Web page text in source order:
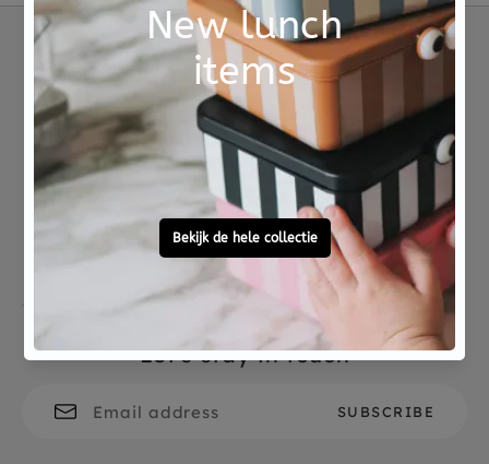
Not good?
Money Back
Ordered before 15:00,
tomorrow at home
Free personal
gift service
To ask?
Call 0572 - 700 203
Let's stay in touch